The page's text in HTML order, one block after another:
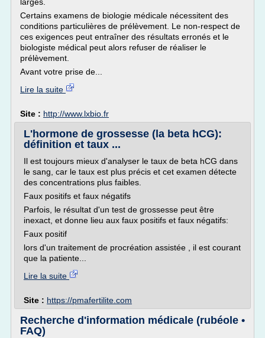
Certains examens de biologie médicale nécessitent des
conditions particulières de prélèvement. Le non-respect de
ces exigences peut entraîner des résultats erronés et le
biologiste médical peut alors refuser de réaliser le
prélèvement.
Avant votre prise de...
Lire la suite
Site : http://www.lxbio.fr
L'hormone de grossesse (la beta hCG):
définition et taux ...
Il est toujours mieux d'analyser le taux de beta hCG dans
le sang, car le taux est plus précis et cet examen détecte
des concentrations plus faibles.
Faux positifs et faux négatifs
Parfois, le résultat d'un test de grossesse peut être
inexact, et donne lieu aux faux positifs et faux négatifs:
Faux positif
lors d'un traitement de procréation assistée , il est courant
que la patiente...
Lire la suite
Site : https://pmafertilite.com
Recherche d'information médicale (rubéole •
FAQ)